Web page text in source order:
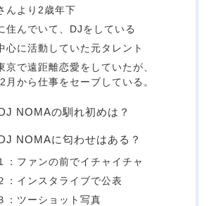
んより2歳年下
住んでいて、DJをしている
心に活動していた元タレント
京で遠距離恋愛をしていたが、
月から仕事をセーブしている。
NOMAの馴れ初めは？
NOMAに匂わせはある？
：ファンの前でイチャイチャ
：インスタライブで公表
：ツーショット写真